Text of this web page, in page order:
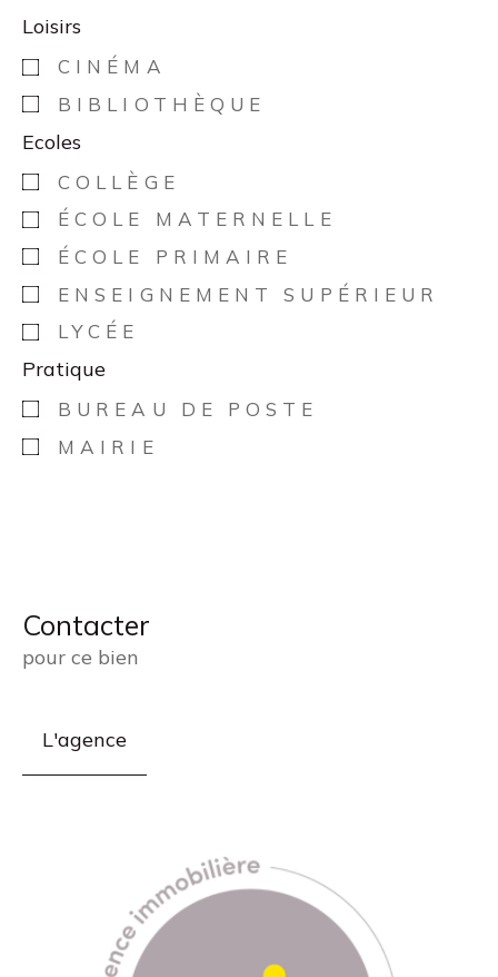
Loisirs
CINÉMA
BIBLIOTHÈQUE
Ecoles
COLLÈGE
ÉCOLE MATERNELLE
ÉCOLE PRIMAIRE
ENSEIGNEMENT SUPÉRIEUR
LYCÉE
Pratique
BUREAU DE POSTE
MAIRIE
Contacter
pour ce bien
L'agence